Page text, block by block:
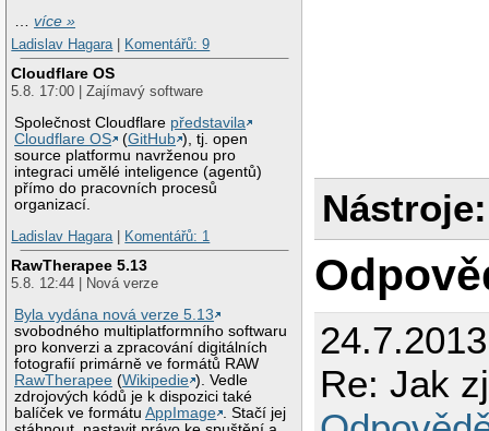
…více »
Ladislav Hagara| Komentářů: 9
Cloudflare OS
5.8. 17:00 | Zajímavý software
Společnost Cloudflare představila
Cloudflare OS
(GitHub ), tj. open
source platformu navrženou pro
integraci umělé inteligence (agentů)
přímo do pracovních procesů
organizací.
Ladislav Hagara| Komentářů: 1
RawTherapee 5.13
5.8. 12:44 | Nová verze
Byla vydána nová verze 5.13
svobodného multiplatformního softwaru
pro konverzi a zpracování digitálních
fotografií primárně ve formátů RAW
RawTherapee (Wikipedie ). Vedle
zdrojových kódů je k dispozici také
balíček ve formátuAppImage
. Stačí jej
Nástroje:
Re: Jak